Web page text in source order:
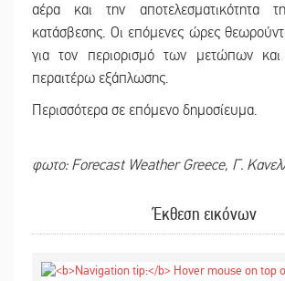
αέρα και την αποτελεσματικότητα
κατάσβεσης. Οι επόμενες ώρες
για τον περιορισμό των μετώπων
περαιτέρω εξάπλωσης.
Περισσότερα σε επόμενο δημοσίευμα.
φωτο: Forecast Weather Greece, Γ.
Έκθεση εικόνων